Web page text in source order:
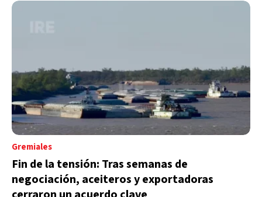
Gremiales
Fin de la tensión: Tras semanas de
negociación, aceiteros y exportadoras